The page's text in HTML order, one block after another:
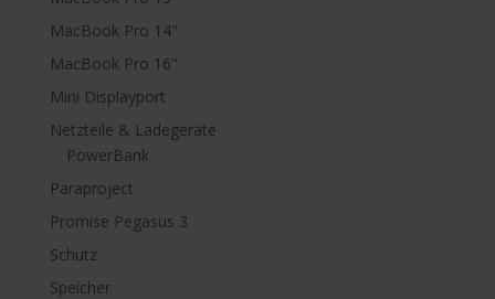
MacBook Pro 14"
MacBook Pro 16"
Mini Displayport
Netzteile & Ladegeräte
PowerBank
Paraproject
Promise Pegasus 3
Schutz
Speicher